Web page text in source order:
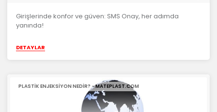
Girişlerinde konfor ve güven: SMS Onay, her adımda
yanında!
DETAYLAR
PLASTIK ENJEKSIYON NEDIR? - MATEPLAST.COM